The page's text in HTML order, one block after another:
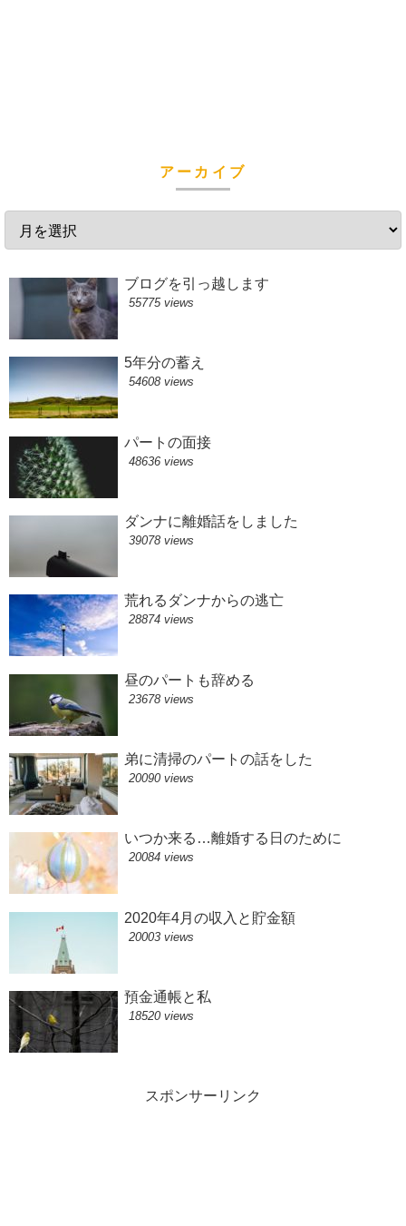
アーカイブ
ブログを引っ越します
55775 views
5年分の蓄え
54608 views
パートの面接
48636 views
ダンナに離婚話をしました
39078 views
荒れるダンナからの逃亡
28874 views
昼のパートも辞める
23678 views
弟に清掃のパートの話をした
20090 views
いつか来る…離婚する日のために
20084 views
2020年4月の収入と貯金額
20003 views
預金通帳と私
18520 views
スポンサーリンク